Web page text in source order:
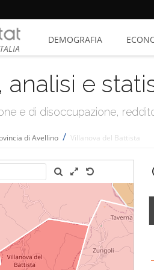
DEMOGRAFIA
analisi e
e di disoccupazione,
di Avellino / Villanova del Battista